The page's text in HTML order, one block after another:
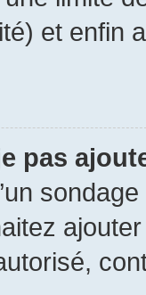
et enfin
pas